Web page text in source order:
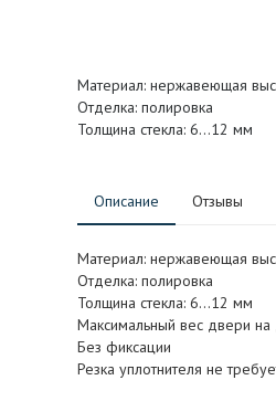
Материал: нержавеющая
Отделка: полировка
Толщина стекла: 6…12 мм
Описание Отзывы
Материал: нержавеющая
Отделка: полировка
Толщина стекла: 6…12 мм
Максимальный вес двери на
Без фиксации
Резка уплотнителя не